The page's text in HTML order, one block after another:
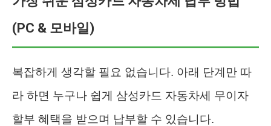
(PC & 모바일)
복잡하게 생각할 필요 없습니다. 아래 단계만 따
라 하면 누구나 쉽게 삼성카드 자동차세 무이자
할부 혜택을 받으며 납부할 수 있습니다.